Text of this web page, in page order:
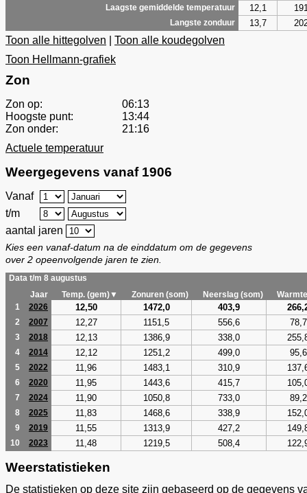
Laagste gemiddelde temperatuur 12,1
Langste zonduur 13,7
Toon alle hittegolven
Toon alle koudegolven
Toon Hellmann-grafiek
Zon
Zon op:
06:13
Hoogste punt:
13:44
Zon onder:
21:16
Actuele temperatuur
Weergegevens vanaf 1906
Vanaf
t/m
aantal jaren
Kies een vanaf-datum na de einddatum om de gegevens
over 2 opeenvolgende jaren te zien.
Data t/m 8 augustus
Jaar
Temp. (gem)▼ Zonuren (som) Neerslag (som)
1
2026 12,50 1472,0 403,9
2 2007 12,27 1151,5 556,6 78,7
3 2018 12,13 1386,9 338,0
4 2014 12,12 1251,2 499,0 95,6
5 2022 11,96 1483,1 310,9
6 2020 11,95 1443,6 415,7
7 2024 11,90 1050,8 733,0 89,2
8 2025 11,83 1468,6 338,9
9 2019 11,55 1313,9 427,2
10 2023 11,48 1219,5 508,4
Weerstatistieken
De statistieken op deze site zijn gebaseerd op de gegevens